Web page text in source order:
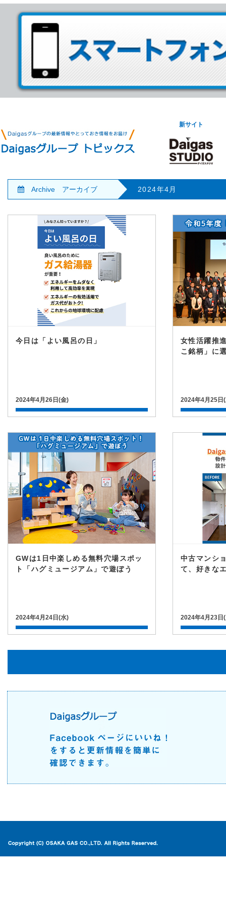
新サイト
Archive アーカイブ 2024年4月
今日は「よい風呂の日」
2024年4月26日(金)
女性活躍推
こ銘柄」に
2024年4月25日
GWは1日中楽しめる無料穴場スポッ
ト「ハグミュージアム」で遊ぼう
2024年4月24日(水)
中古マンシ
て、好きな
2024年4月23日